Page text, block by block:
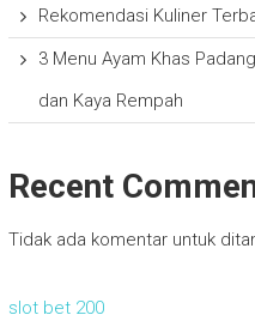
Rekomendasi Kuliner
3 Menu Ayam Khas
dan Kaya Rempah
Recent
Tidak ada komentar untuk
slot bet 200